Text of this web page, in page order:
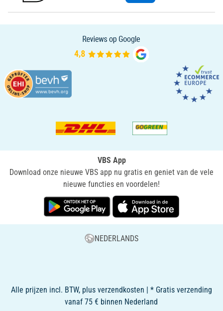
VBS App
Download onze nieuwe VBS app nu gratis en geniet van de vele
nieuwe functies en voordelen!
NEDERLANDS
Alle prijzen incl. BTW, plus verzendkosten | * Gratis verzending
vanaf 75 € binnen Nederland